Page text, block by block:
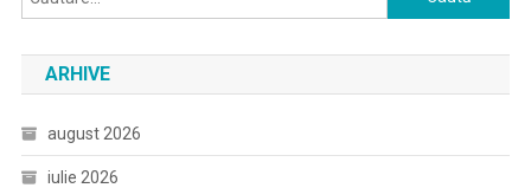
după:
ARHIVE
august 2026
iulie 2026